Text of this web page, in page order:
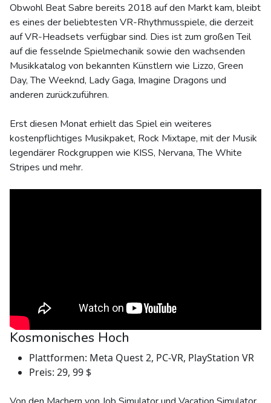
Obwohl Beat Sabre bereits 2018 auf den Markt kam, bleibt
es eines der beliebtesten VR-Rhythmusspiele, die derzeit
auf VR-Headsets verfügbar sind. Dies ist zum großen Teil
auf die fesselnde Spielmechanik sowie den wachsenden
Musikkatalog von bekannten Künstlern wie Lizzo, Green
Day, The Weeknd, Lady Gaga, Imagine Dragons und
anderen zurückzuführen.
Erst diesen Monat erhielt das Spiel ein weiteres
kostenpflichtiges Musikpaket, Rock Mixtape, mit der Musik
legendärer Rockgruppen wie KISS, Nervana, The White
Stripes und mehr.
Kosmonisches Hoch
Plattformen: Meta Quest 2, PC-VR, PlayStation VR
Preis: 29, 99 $